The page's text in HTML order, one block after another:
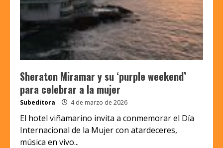
Sheraton Miramar y su ‘purple weekend’
para celebrar a la mujer
Subeditora 4 de marzo de 2026
El hotel viñamarino invita a conmemorar el Día
Internacional de la Mujer con atardeceres,
música en vivo...